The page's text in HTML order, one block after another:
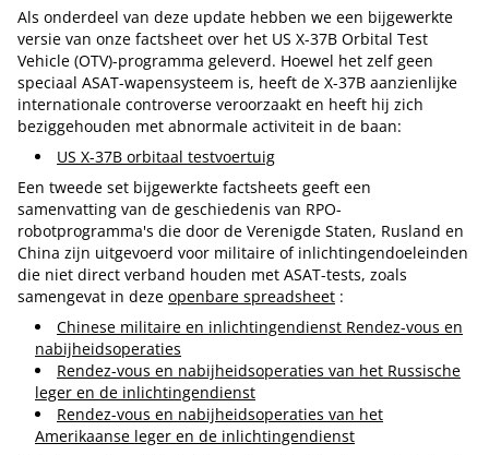
Als onderdeel van deze update hebben we een bijgewerkte
versie van onze factsheet over het US X-37B Orbital Test
Vehicle (OTV)-programma geleverd. Hoewel het zelf geen
speciaal ASAT-wapensysteem is, heeft de X-37B aanzienlijke
internationale controverse veroorzaakt en heeft hij zich
beziggehouden met abnormale activiteit in de baan:
US X-37B orbitaal testvoertuig
Een tweede set bijgewerkte factsheets geeft een
samenvatting van de geschiedenis van RPO-
robotprogramma's die door de Verenigde Staten, Rusland en
China zijn uitgevoerd voor militaire of inlichtingendoeleinden
die niet direct verband houden met ASAT-tests, zoals
samengevat in deze openbare spreadsheet :
Chinese militaire en inlichtingendienst Rendez-vous en
nabijheidsoperaties
Rendez-vous en nabijheidsoperaties van het Russische
leger en de inlichtingendienst
Rendez-vous en nabijheidsoperaties van het
Amerikaanse leger en de inlichtingendienst